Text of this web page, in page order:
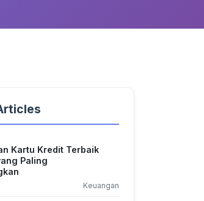
Kartu Kredit Terbaik
Paling
Keuangan